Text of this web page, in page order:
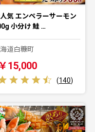
気 エンペラーサーモン
小分け 鮭 …
道白糠町
￥15,000
(140)